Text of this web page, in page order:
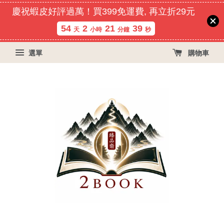
慶祝蝦皮好評過萬！買399免運費, 再立折29元
54 天 2 小時 21 分鐘 39 秒
選單 購物車